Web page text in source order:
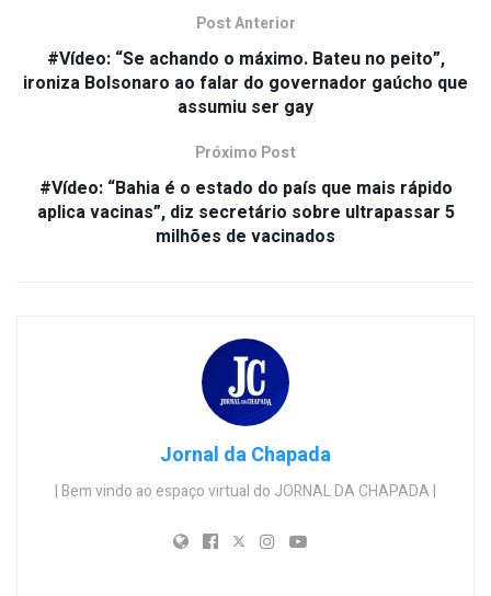
Post Anterior
#Vídeo: “Se achando o máximo. Bateu no peito”,
ironiza Bolsonaro ao falar do governador gaúcho que
assumiu ser gay
Próximo Post
#Vídeo: “Bahia é o estado do país que mais rápido
aplica vacinas”, diz secretário sobre ultrapassar 5
milhões de vacinados
Jornal da Chapada
| Bem vindo ao espaço virtual do JORNAL DA CHAPADA |